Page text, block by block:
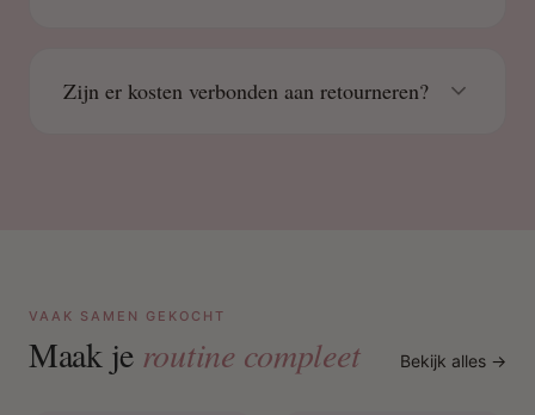
Zijn er kosten verbonden aan retourneren?
VAAK SAMEN GEKOCHT
Maak je routine compleet Bekijk alles →